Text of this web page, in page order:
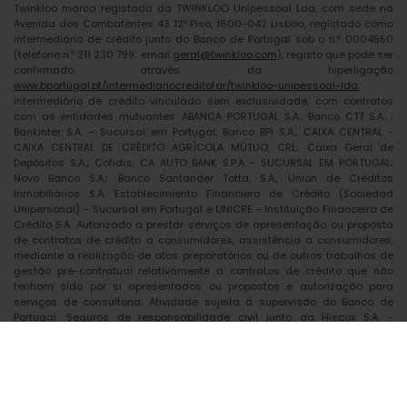
Twinkloo marca registada da TWINKLOO Unipessoal Lda, com sede na
Avenida dos Combatentes 43 12º Piso, 1600-042 Lisboa, registado como
intermediário de crédito junto do Banco de Portugal sob o n.º 0004550
(telefone n.º 211 230 799; email geral@twinkloo.com), registo que pode ser
confirmado através da hiperligação
www.bportugal.pt/intermediariocreditofar/twinkloo-unipessoal-lda,
intermediário de crédito vinculado sem exclusividade, com contratos
com as entidades mutuantes: ABANCA PORTUGAL S.A.; Banco CTT S.A. ;
Bankinter S.A. – Sucursal em Portugal; Banco BPI S.A.; CAIXA CENTRAL -
CAIXA CENTRAL DE CRÉDITO AGRÍCOLA MÚTUO, CRL; Caixa Geral de
Depósitos S.A.; Cofidis; CA AUTO BANK S.P.A - SUCURSAL EM PORTUGAL;
Novo Banco S.A.; Banco Santander Totta, S.A., Union de Créditos
Inmobiliários S.A. Establecimiento Financiero de Crédito (Sociedad
Unipersonal) – Sucursal em Portugal e UNICRE – Instituição Financeira de
Crédito S.A. Autorizado a prestar serviços de apresentação ou proposta
de contratos de crédito a consumidores, assistência a consumidores,
mediante a realização de atos preparatórios ou de outros trabalhos de
gestão pré-contratual relativamente a contratos de crédito que não
tenham sido por si apresentados ou propostos e autorização para
serviços de consultoria. Atividade sujeita à supervisão do Banco de
Portugal. Seguros de responsabilidade civil junto da Hiscox S.A. -